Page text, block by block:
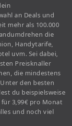
an Deals und
mehr als 100.000
die
Handytarife,
uvm. Sei dabei,
Preisknaller
die mindestens
den besten
du beispielsweise
3,99€ pro Monat
und noch viel